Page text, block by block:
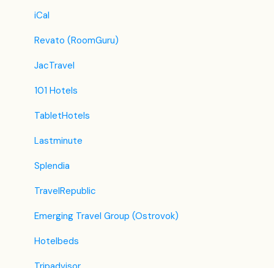
iCal
Revato (RoomGuru)
JacTravel
101 Hotels
TabletHotels
Lastminute
Splendia
TravelRepublic
Emerging Travel Group (Ostrovok)
Hotelbeds